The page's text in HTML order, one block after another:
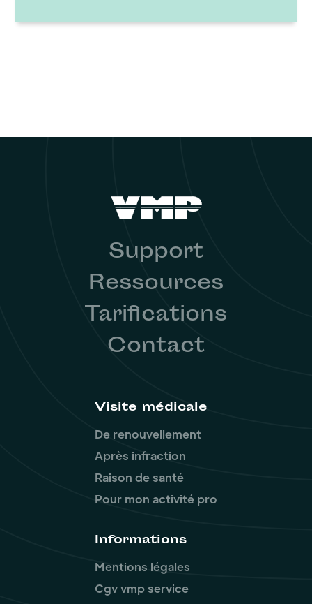
Support
Ressources
Tarifications
Contact
Visite médicale
De renouvellement
Après infraction
Raison de santé
Pour mon activité pro
Informations
Mentions légales
Cgv vmp service